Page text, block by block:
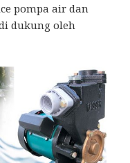
pompa air dan
dukung oleh